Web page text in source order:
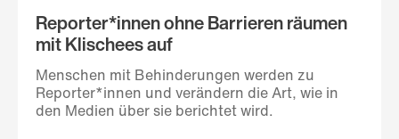
Reporter*innen ohne Barrieren räumen
mit Klischees auf
Menschen mit Behinderungen werden zu
Reporter*innen und verändern die Art, wie in
den Medien über sie berichtet wird.